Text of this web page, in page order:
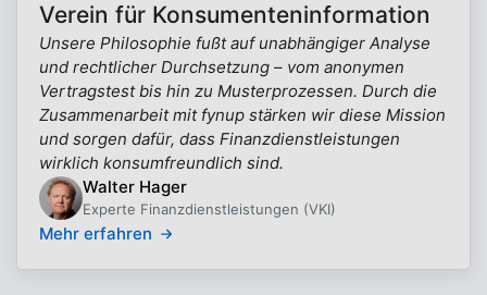
Verein für Konsumenteninformation
Unsere Philosophie fußt auf unabhängiger Analyse
und rechtlicher Durchsetzung – vom anonymen
Vertragstest bis hin zu Musterprozessen. Durch die
Zusammenarbeit mit fynup stärken wir diese Mission
und sorgen dafür, dass Finanzdienstleistungen
wirklich konsumfreundlich sind.
Walter Hager
Experte Finanzdienstleistungen (VKI)
Mehr erfahren